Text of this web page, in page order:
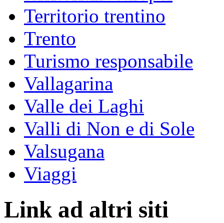
Territorio trentino
Trento
Turismo responsabile
Vallagarina
Valle dei Laghi
Valli di Non e di Sole
Valsugana
Viaggi
Link ad altri siti